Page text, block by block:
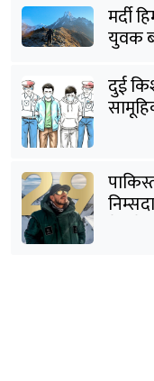
मर्दी
युवक
दुई
पक्राउ
भेटिने